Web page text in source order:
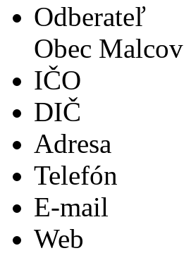
Odberateľ
Obec Malcov
IČO
DIČ
Adresa
Telefón
E-mail
Web